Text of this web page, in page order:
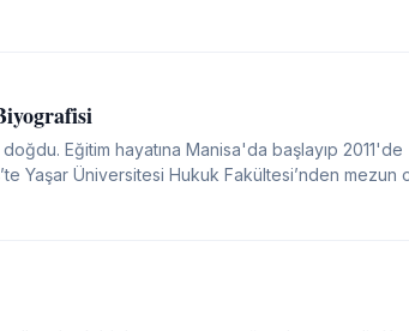
2011'de
Yaşar Üniversitesi Hukuk Fakültesi’nden mezun